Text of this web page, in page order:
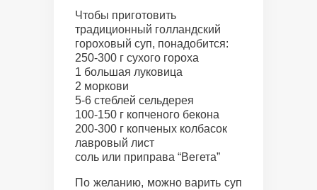
Чтобы приготовить
традиционный голландский
гороховый суп, понадобится:
250-300 г сухого гороха
1 большая луковица
2 моркови
5-6 стеблей сельдерея
100-150 г копченого бекона
200-300 г копченых колбасок
лавровый лист
соль или приправа “Вегета”
По желанию, можно варить суп